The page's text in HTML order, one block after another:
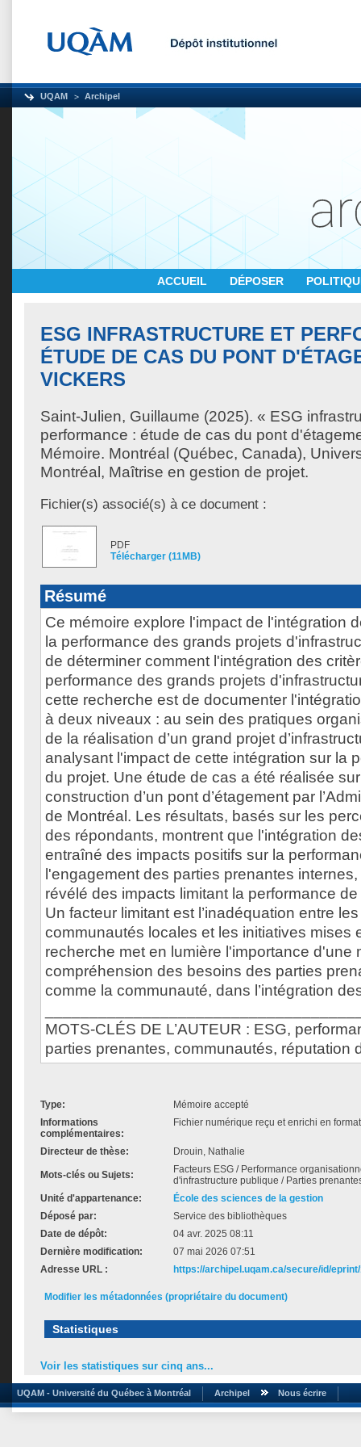
UQAM Archipel
ACCUEIL DÉPOSER
ESG INFRASTRUCTURE ET
ÉTUDE DE CAS DU PONT
VICKERS
Saint-Julien, Guillaume (2025). « ESG
performance : étude de cas du pont
Mémoire. Montréal (Québec, Canada),
Montréal, Maîtrise en gestion de projet.
Fichier(s) associé(s) à ce document :
PDF
Télécharger (11MB)
Résumé
Ce mémoire explore l'impact de l'intégration
la performance des grands projets
de déterminer comment l'intégration des
performance des grands projets
cette recherche est de documenter
à deux niveaux : au sein des pratiques
de la réalisation d’un grand projet
analysant l'impact de cette intégration sur la
du projet. Une étude de cas a été réalisée
construction d’un pont d’étagement par
de Montréal. Les résultats, basés sur les
des répondants, montrent que l'intégration
entraîné des impacts positifs sur la
l'engagement des parties prenantes
révélé des impacts limitant la performance
Un facteur limitant est l’inadéquation entre
communautés locales et les initiatives mises
recherche met en lumière l'importance d'une
compréhension des besoins des parties
comme la communauté, dans l’intégration
MOTS-CLÉS DE L’AUTEUR : ESG,
parties prenantes, communautés, réputation
Type:
Mémoire accepté
Informations
complémentaires:
Fichier numérique reçu et enrichi en
Directeur de thèse: Drouin, Nathalie
Mots-clés ou Sujets:
Facteurs ESG / Performance
d'infrastructure publique / Parties
Unité d'appartenance:
École des sciences de la gestion
Déposé par:
Service des bibliothèques
Date de dépôt:
04 avr. 2025 08:11
Dernière modification:
07 mai 2026 07:51
Adresse URL :
https://archipel.uqam.ca/secure/id/
Modifier les métadonnées (propriétaire du document)
Statistiques
Voir les statistiques sur cinq ans...
UQAM - Université du Québec à Montréal Archipel Nous écrire